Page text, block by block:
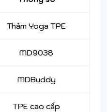
Thảm Yoga TPE
MD9038
MDBuddy
TPE cao cấp